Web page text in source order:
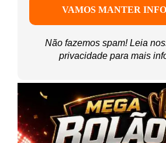
Não fazemos spam! Leia
privacidadepara mais